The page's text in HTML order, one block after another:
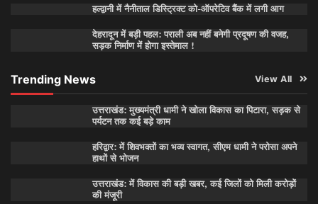
हल्द्वानी में नैनीताल डिस्ट्रिक्ट को-ऑपरेटिव बैंक में लगी आग
देहरादून में बड़ी पहल: पराली अब नहीं बनेगी प्रदूषण की वजह,
सड़क निर्माण में होगा इस्तेमाल !
Trending News View All
उत्तराखंड: मुख्यमंत्री धामी ने खोला विकास का पिटारा, सड़क से
पर्यटन तक कई बड़े काम
हरिद्वार: में शिवभक्तों का भव्य स्वागत, सीएम धामी ने परोसा अपने
हाथों से भोजन
उत्तराखंड: में विकास की बड़ी खबर, कई जिलों को मिली करोड़ों
की मंजूरी